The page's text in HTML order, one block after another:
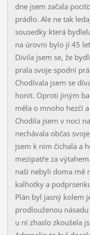
dne jsem začala
prádlo. Ale ne tak
sousedky která
na úrovni bylo jí 45
Divila jsem se, že
prala svoje spodní
Chodívala jsem se
honit. Oproti jiným
měla o mnoho hezčí
Chodila jsem v noci
nechávala občas
jsem k nim čichala a
mezipatře za
naši nebyli doma mě
kalhotky a
Plán byl jasný kolem
prodlouženou
u ní zhaslo zkoušela